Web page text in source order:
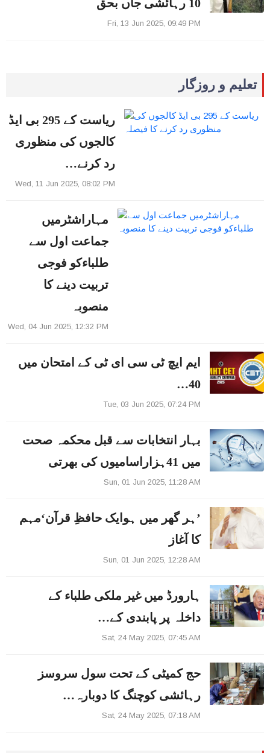
10 رہائشی جاں بحق
Fri, 13 Jun 2025, 09:49 PM
تعلیم و روزگار
ریاست کے 295 بی ایڈ
کالجوں کی منظوری
رد کرنے…
Wed, 11 Jun 2025, 08:02 PM
مہاراشٹرمیں
جماعت اول سے
طلباءکو فوجی
تربیت دینے کا
منصوبہ
Wed, 04 Jun 2025, 12:32 PM
ایم ایچ ٹی سی ای ٹی کے امتحان میں
40…
Tue, 03 Jun 2025, 07:24 PM
بہار انتخابات سے قبل محکمہ صحت
میں 41ہزاراسامیوں کی بھرتی
Sun, 01 Jun 2025, 11:28 AM
’ہر گھر میں ہوایک حافظِ قرآن‘مہم
کا آغاز
Sun, 01 Jun 2025, 12:28 AM
ہارورڈ میں غیر ملکی طلباء کے
داخلہ پر پابندی کے…
Sat, 24 May 2025, 07:45 AM
حج کمیٹی کے تحت سول سروسز
رہائشی کوچنگ کا دوبارہ…
Sat, 24 May 2025, 07:18 AM